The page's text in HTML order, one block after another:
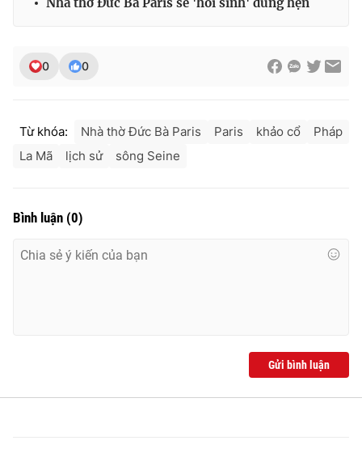
0 0
Từ khóa: Nhà thờ Đức Bà Paris Paris khảo cổ
Pháp
La Mã
lịch sử sông Seine
Bình luận (0)
Gửi bình luận